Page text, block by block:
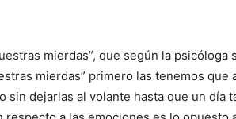
mierdas”, que según la psicóloga
mierdas” primero las tenemos que
dejarlas al volante hasta que un día